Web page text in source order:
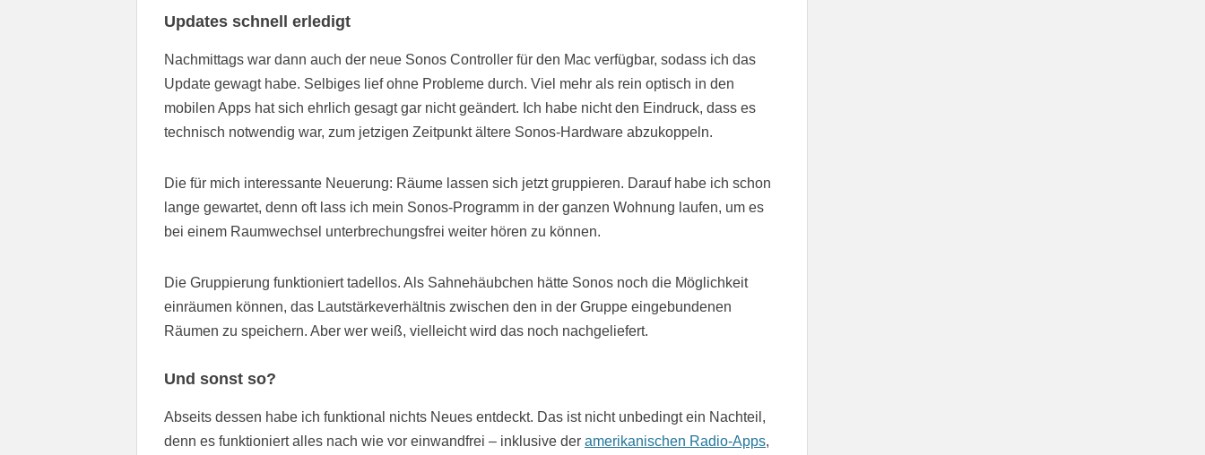
Updates schnell erledigt
Nachmittags war dann auch der neue Sonos Controller für den Mac verfügbar, sodass ich das
Update gewagt habe. Selbiges lief ohne Probleme durch. Viel mehr als rein optisch in den
mobilen Apps hat sich ehrlich gesagt gar nicht geändert. Ich habe nicht den Eindruck, dass es
technisch notwendig war, zum jetzigen Zeitpunkt ältere Sonos-Hardware abzukoppeln.
Die für mich interessante Neuerung: Räume lassen sich jetzt gruppieren. Darauf habe ich schon
lange gewartet, denn oft lass ich mein Sonos-Programm in der ganzen Wohnung laufen, um es
bei einem Raumwechsel unterbrechungsfrei weiter hören zu können.
Die Gruppierung funktioniert tadellos. Als Sahnehäubchen hätte Sonos noch die Möglichkeit
einräumen können, das Lautstärkeverhältnis zwischen den in der Gruppe eingebundenen
Räumen zu speichern. Aber wer weiß, vielleicht wird das noch nachgeliefert.
Und sonst so?
Abseits dessen habe ich funktional nichts Neues entdeckt. Das ist nicht unbedingt ein Nachteil,
denn es funktioniert alles nach wie vor einwandfrei – inklusive der amerikanischen Radio-Apps,